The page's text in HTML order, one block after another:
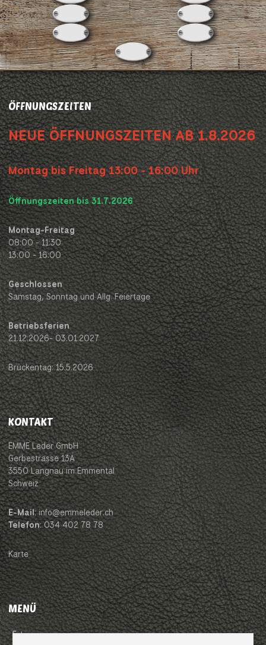
ÖFFNUNGSZEITEN
NEUE ÖFFNUNGSZEITEN AB 1.8.2026
Montag bis Freitag 13:00 - 16:00 Uhr
Öffnungszeiten bis 31.7.2026
Montag-Freitag
08:00 - 11:30
13:00 - 16:00
Geschlossen
Samstag, Sonntag und Allg. Feiertage
Betriebsferien
21.12.2026- 03.01.2027
Brückentag: 15.5.2026
KONTAKT
EMME Leder GmbH
Gerbestrasse 13A
3550 Langnau im Emmental
Schweiz
E-Mail: info@emmeleder.ch
Telefon: 034 402 78 78
Karte
MENÜ
Impressum